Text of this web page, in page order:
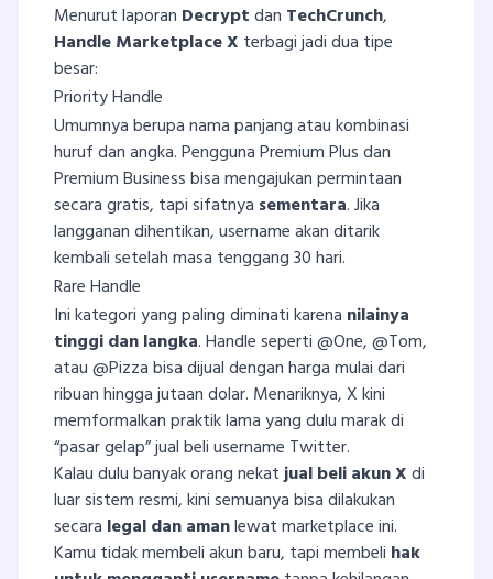
Menurut laporan Decryptdan TechCrunch,
Handle Marketplace X terbagi jadi dua tipe
besar:
Priority Handle
Umumnya berupa nama panjang atau kombinasi
huruf dan angka. Pengguna Premium Plus dan
Premium Business bisa mengajukan permintaan
secara gratis, tapi sifatnya sementara. Jika
langganan dihentikan, username akan ditarik
kembali setelah masa tenggang 30 hari.
Rare Handle
Ini kategori yang paling diminati karena nilainya
tinggi dan langka. Handle seperti @One, @Tom,
atau @Pizza bisa dijual dengan harga mulai dari
ribuan hingga jutaan dolar. Menariknya, X kini
memformalkan praktik lama yang dulu marak di
“pasar gelap” jual beli username Twitter.
Kalau dulu banyak orang nekatjual beli akun Xdi
luar sistem resmi, kini semuanya bisa dilakukan
secara legal dan amanlewat marketplace ini.
Kamu tidak membeli akun baru, tapi membeli hak